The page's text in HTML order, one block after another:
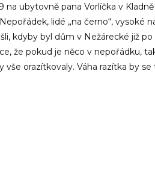
na ubytovně pana Vorlíčka v
lidé „na černo“, vysoké
kdyby byl dům v Nežárecké již po
že pokud je něco v nepořádku,
vše orazítkovaly. Váha razítka by